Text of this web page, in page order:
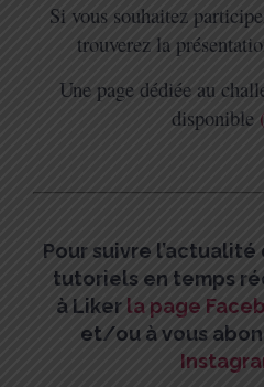
Si vous souhaitez
trouverez la
Une page dédiée au
disponible
Pour suivre
tutoriels en temps
à Liker la page
et/ou à vous